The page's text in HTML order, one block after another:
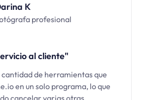
K
profesional
al cliente"
de herramientas que
en un solo programa, lo que
cancelar varias otras